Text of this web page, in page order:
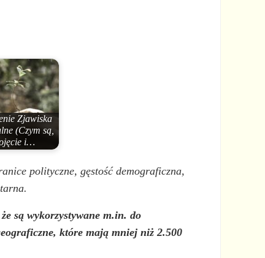
Zjawiska
(Czym są,
i…
polityczne, gęstość demograficzna,
są wykorzystywane m.in. do
które mają mniej niż 2.500